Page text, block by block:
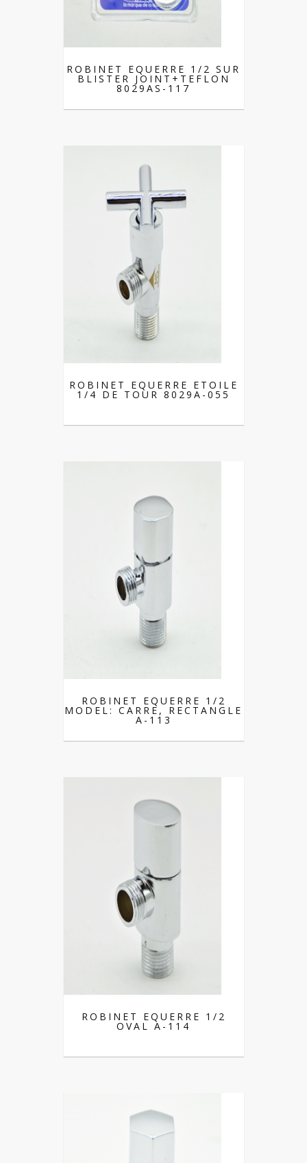
ROBINET EQUERRE 1/2 SUR
BLISTER JOINT+TEFLON
8029AS-117
ROBINET EQUERRE ETOILE
1/4 DE TOUR 8029A-055
ROBINET EQUERRE 1/2
MODEL: CARRE, RECTANGLE
A-113
ROBINET EQUERRE 1/2
OVAL A-114